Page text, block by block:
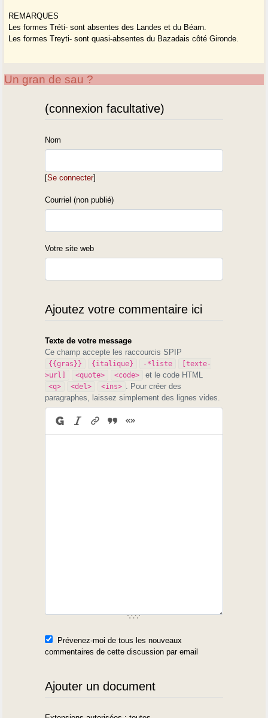
REMARQUES
Les formes Tréti- sont absentes des Landes et du Béarn.
Les formes Treyti- sont quasi-absentes du Bazadais côté Gironde.
Un gran de sau ?
(connexion facultative)
Nom
[Se connecter]
Courriel (non publié)
Votre site web
Ajoutez votre commentaire ici
Texte de votre message
Ce champ accepte les raccourcis SPIP
{{gras}} {italique} -*liste
[texte-
>url]
<quote> <code> et le code HTML
<q> <del> <ins>
. Pour créer des
paragraphes, laissez simplement des lignes vides.
Prévenez-moi de tous les nouveaux
commentaires de cette discussion par email
Ajouter un document